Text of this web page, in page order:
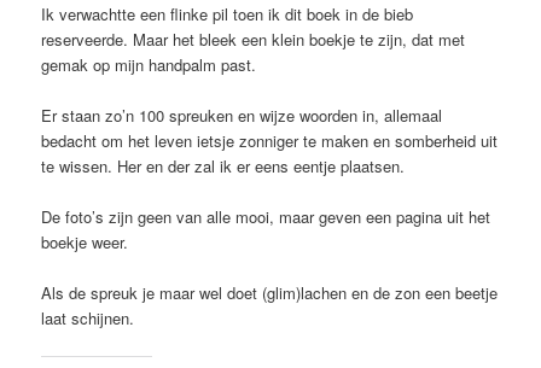
Ik verwachtte een flinke pil toen ik dit boek in de bieb
reserveerde. Maar het bleek een klein boekje te zijn, dat met
gemak op mijn handpalm past.
Er staan zo’n 100 spreuken en wijze woorden in, allemaal
bedacht om het leven ietsje zonniger te maken en somberheid uit
te wissen. Her en der zal ik er eens eentje plaatsen.
De foto’s zijn geen van alle mooi, maar geven een pagina uit het
boekje weer.
Als de spreuk je maar wel doet (glim)lachen en de zon een beetje
laat schijnen.